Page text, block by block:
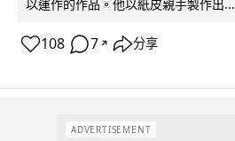
以運作的作品。他以紙皮親手製作出...
108 7 ↗ 分享
ADVERTISEMENT